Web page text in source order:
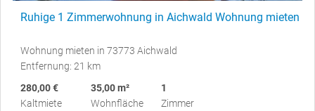
Ruhige 1 Zimmerwohnung in Aichwald Wohnung mieten
Wohnung mieten in 73773 Aichwald
Entfernung: 21 km
280,00 €
Kaltmiete
35,00 m²
Wohnfläche
1
Zimmer